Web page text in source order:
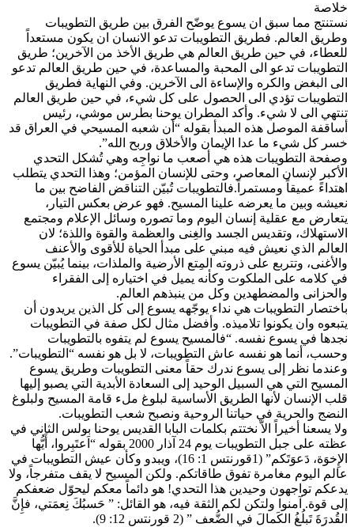
خلاصة
نستنتج مما سبق ان يسوع يوضّح الفرق بين طريق التطويبات
وطريق العالم. فطريق التطويبات تدعو الانسان ان يكون مستعداً
للعطاء، في حين طريق العالم هي طريق الأخذ من الآخرين؛ طريق
التطويبات تدعو الى المحبة والمساعدة، في حين طريق العالم تدعو
الى البغض والكره والإساءة الى الآخرين. وفي النهاية فطريق
التطويبات تؤدي الى الحصول على كل شيء، في حين طريق العالم
تنتهي الى لا شيء. وأكد المطران يوحنا بطرس موشي، رئيس
أساقفة الموصل هذه المبدأ بقوله “أن شعبه المسيحي في العراق قد
خسر كل شيء ما عدا الإيمان والأخلاق وربح الله”.
وصفحة التطويبات هذه هي أصعب ما نواجِه وهي تُشكل التحدي
الأكبر لإنسان المعاصر، وحتى للإنسان المؤمن؛ وهذا التحدي يتطلب
اهتداءً عميقاً ومستمراً.فالتطويبات تُبيّن التناقض الفاضح بين ما
نعيشه وبين ما يعرضه علينا المسيح. فهو عرض بعكس التيار،
يتعارض مع عقلية إنسان اليوم وما تصوره وسائل الإعلام ومجتمع
الاستهلاك، وتقديس الجسد والغِنى والعظمة والقوة واللذة؛ لان
العالم الذي نعيش فيه مبني على مبدأ الحياة للأقوى والأعنف
والأغنى، وتتربع على ذروته المِتع الأرضية والملذات، بينما يُبيّن يسوع
في كلامه على الملكوت وكأنه يميل في اختياره إلى الفقراء
والحزانى والمضطهدين وكل من ينبذهم العالم.
باختصار التطويبات هي نداء يوجّهه يسوع إلى كل الذين يريدون أن
يتبعوه وان يكونوا تلاميذه. وأفضل مثال لكل صفة في التطويبات
نجدها في يسوع نفسه. “فالمسيح يسوع لم يتفوه بالتطويبات
وحسب، أنما هو نفسه عاش التطويبات، لا بل هو نفسه “التطويبات”.
وعندما نظر إلى يسوع ندرك حقاً معنى التطويبات وطريق يسوع
المسيح التي هي السبيل الوحيد إلى السعادة الأبدية التي يصبو إليها
قلب الإنسان لأنها الطريق الأساسية لبلوغ ملء قامة المسيح ولبلوغ
النضج والحرية في حياتنا الروحية ونصبح شعب التطويبات.
ولا يسعنا أخيراً الاّ نختتم بكلمات البابا القديس يوحنا بولس الثاني في
عظته على جبل التطويبات يوم 24 آذار 2000 بقوله “اَعتَبِروا، أَيُّها
الإِخوَة، دَعوَتَكم” (1قورنتس 1: 16)، ويبدو وكأن عيش التطويبات في
عالم اليوم مغامرة تفوق طاقاتكم. ولكن المسيح لا يقف متفرجاً، ولا
يدعكم تواجهون وحيدين هذا التحدي! هو دائماً معكم ليحوّل ضعفكم
إلى قوة. آمنوا ولتكن لكم الثقة فيه، هو القائل: ” حَسبُكَ نِعمَتي، فإِنَّ
القُدرَةَ تَبلُغُ الكَمالَ في الضُّعف ” (2 قورنتس 12: 9).